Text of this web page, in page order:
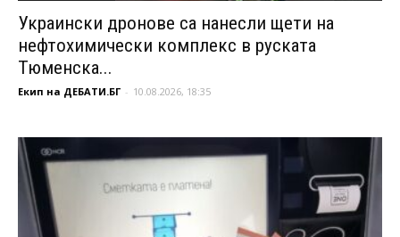
Украински дронове са нанесли щети на
нефтохимически комплекс в руската
Тюменска...
Екип на ДЕБАТИ.БГ - 10.08.2026, 18:35